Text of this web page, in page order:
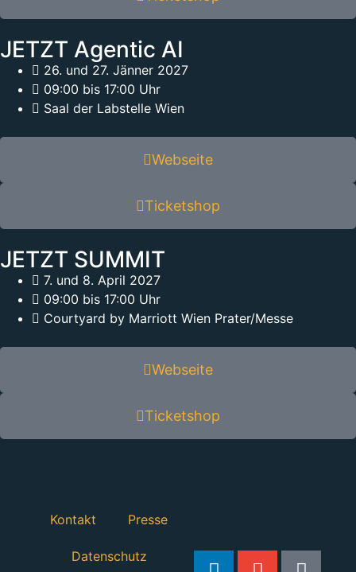
JETZT Agentic AI
26. und 27. Jänner 2027
09:00 bis 17:00 Uhr
Saal der Labstelle Wien
Webseite
Ticketshop
JETZT SUMMIT
7. und 8. April 2027
09:00 bis 17:00 Uhr
Courtyard by Marriott Wien Prater/Messe
Webseite
Ticketshop
Kontakt Presse
Datenschutz